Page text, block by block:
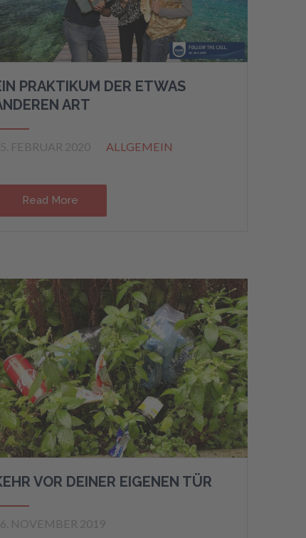
PRAKTIKUM DER ETWAS
ART
FEBRUAR 2020 ALLGEMEIN
Read More
VOR DEINER EIGENEN TÜR
NOVEMBER 2019